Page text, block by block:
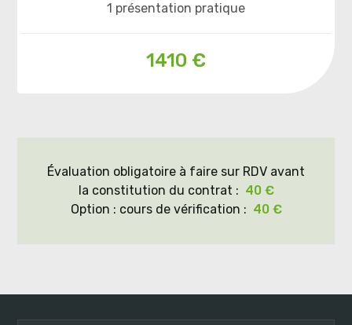
1 présentation pratique
1410 €
Évaluation obligatoire à faire sur RDV avant
la constitution du contrat : 40 €
Option : cours de vérification : 40 €